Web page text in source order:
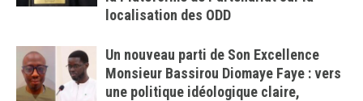
localisation des ODD
Un nouveau parti de Son Excellence
Monsieur Bassirou Diomaye Faye : vers
une politique idéologique claire,